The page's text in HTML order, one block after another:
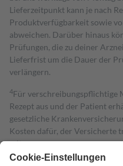
Lieferzeitpunkt kann je nach
Produktverfügbarkeit sowie
abweichen. Darüber hinaus
Prüfungen, die zu deiner
Lieferfrist um die Dauer der
verlängern.
4Für verschreibungspflichtige
Rezept aus und der Patient
gesetzliche
Kosten dafür, der Versicherte
mit.
Grundsätzlich leisten